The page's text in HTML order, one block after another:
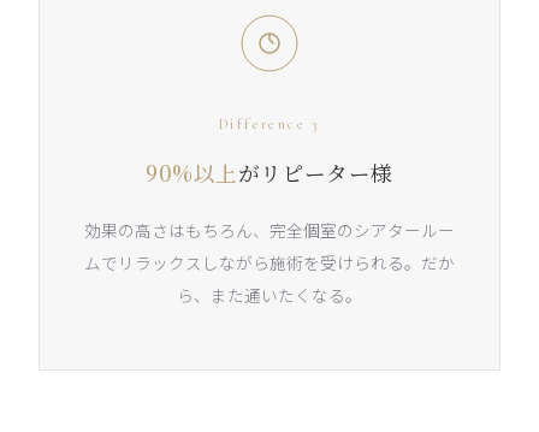
Difference 3
90%以上がリピーター様
効果の高さはもちろん、完全個室のシアタールー
ムでリラックスしながら施術を受けられる。だか
ら、また通いたくなる。